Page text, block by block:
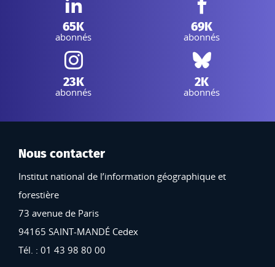
LinkedIn IGN :
65K
abonnés
Facebook IGN :
69K
abonnés
Instagram IGN :
23K
abonnés
Bluesky :
2K
abonnés
Nous contacter
Institut national de l’information géographique et
forestière
73 avenue de Paris
94165 SAINT-MANDÉ Cedex
Tél. : 01 43 98 80 00